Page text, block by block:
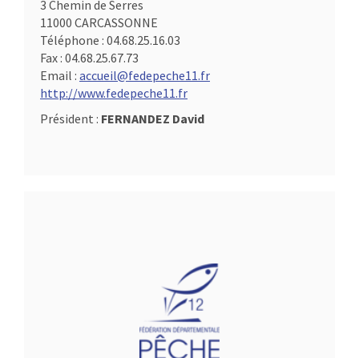
3 Chemin de Serres
11000 CARCASSONNE
Téléphone : 04.68.25.16.03
Fax : 04.68.25.67.73
Email : accueil@fedepeche11.fr
http://www.fedepeche11.fr
Président : FERNANDEZ David